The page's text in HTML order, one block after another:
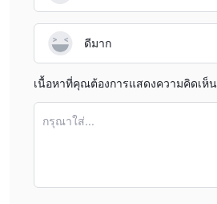
ขาดความโปร่งใส: นอกจากข้อมูลพื้นฐ
ซื้อขายของโบรกเกอร์นี้ไม่สาธารณะ
เครื่องมือการซื้อขายในตลาด
ForexCT ให้บริการการซื้อขายหลักๆ ใน
และดัชนี
เปลี่ยน ในขณะที่สินค้าโภคภัณฑ์เช่นทอง
ดีมาก
เนื้อหาที่คุณต้องการแสดงความคิดเห็น
กรุณาใส่...